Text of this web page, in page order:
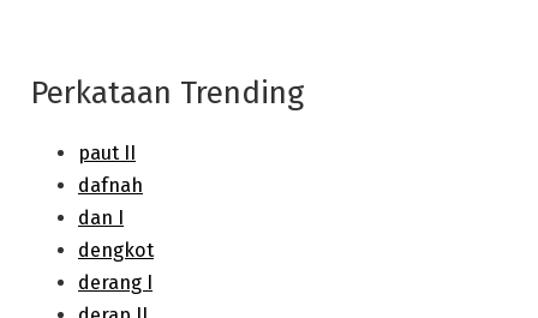
Perkataan Trending